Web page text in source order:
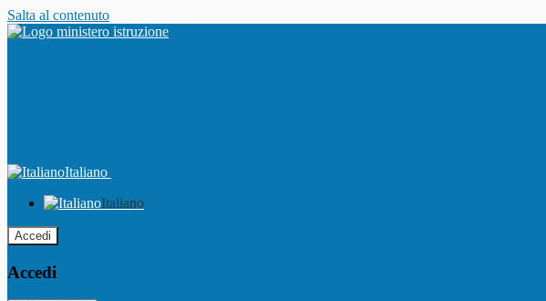
Salta al contenuto
Italiano
Italiano
Accedi
Accedi